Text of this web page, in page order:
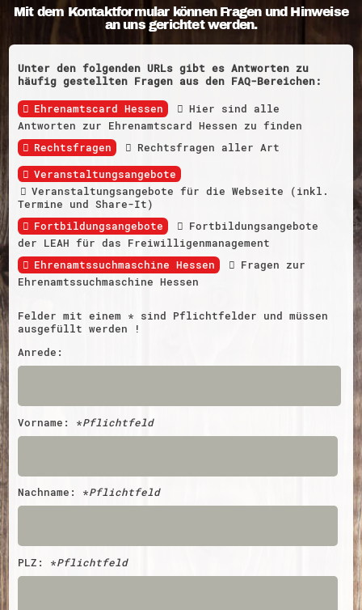
Hessen hilft Ukraine
Zeig uns dein Ehrenamt
Wettbewerb | 80 Jahre Hessen - Engagement
mit Herz
8 Vereine x 80 Jahre x 1.000 €
Ausgezeichnete Projekte
Menschen des Respekts
Gestalte dein Ehrenamt
Ehrenamts-Card Hessen
Engagement-Lotsen
Crowdfunding - Viele schaffen mehr
Förderprogramme
Ehrentag
Freiwilligenmanagement
Hessen engagiert - Digitale Themenabende
Kompetenznachweis Hessen
Zeugnisbeiblatt
Mach dich schlau
Qualifizierung & Fortbildung
Stiftungen
Wissenswertes rund um dein Ehrenamt
Zahlen, Daten, Fakten aus Hessen
Impressum
Mit dem Kontaktformular können Fragen und Hinweise
an uns gerichtet werden.
Unter den folgenden URLs gibt es Antworten zu
häufig gestellten Fragen aus den FAQ-Bereichen:
Ehrenamtscard Hessen
Hier sind alle
Antworten zur Ehrenamtscard Hessen zu finden
Rechtsfragen
Rechtsfragen aller Art
Veranstaltungsangebote
Veranstaltungsangebote für die Webseite (inkl.
Termine und Share-It)
Fortbildungsangebote
Fortbildungsangebote
der LEAH für das Freiwilligenmanagement
Ehrenamtssuchmaschine Hessen
Fragen zur
Ehrenamtssuchmaschine Hessen
Felder mit einem * sind Pflichtfelder und müssen
ausgefüllt werden !
Anrede:
Vorname: *Pflichtfeld
Nachname: *Pflichtfeld
PLZ: *Pflichtfeld